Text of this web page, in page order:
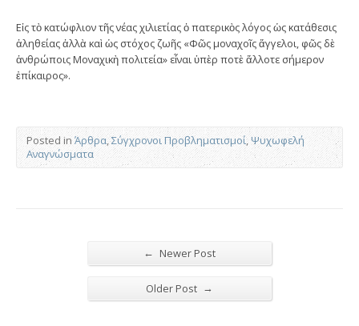
Εἰς τὸ κατώφλιον τῆς νέας χιλιετίας ὁ πατερικὸς λόγος ὡς κατάθεσις
ἀληθείας ἀλλὰ καὶ ὡς στόχος ζωῆς «Φῶς μοναχοῖς ἄγγελοι, φῶς δὲ
ἀνθρώποις Μοναχικὴ πολιτεία» εἶναι ὑπὲρ ποτὲ ἄλλοτε σήμερον
ἐπίκαιρος».
Posted in Άρθρα,Σύγχρονοι Προβληματισμοί,Ψυχωφελή
Αναγνώσματα
← Newer Post
Older Post →